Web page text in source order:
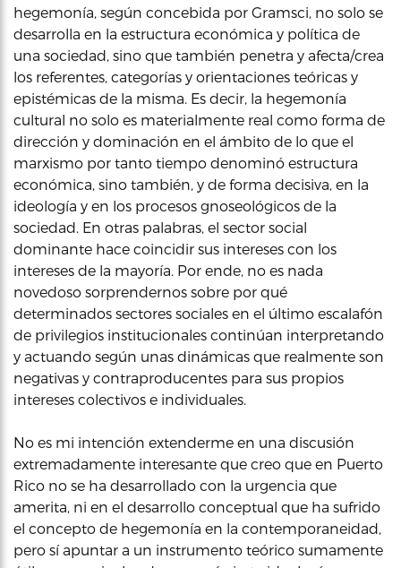
hegemonía, según concebida por Gramsci, no solo se
desarrolla en la estructura económica y política de
una sociedad, sino que también penetra y afecta/crea
los referentes, categorías y orientaciones teóricas y
epistémicas de la misma. Es decir, la hegemonía
cultural no solo es materialmente real como forma de
dirección y dominación en el ámbito de lo que el
marxismo por tanto tiempo denominó estructura
económica, sino también, y de forma decisiva, en la
ideología y en los procesos gnoseológicos de la
sociedad. En otras palabras, el sector social
dominante hace coincidir sus intereses con los
intereses de la mayoría. Por ende, no es nada
novedoso sorprendernos sobre por qué
determinados sectores sociales en el último escalafón
de privilegios institucionales continúan interpretando
y actuando según unas dinámicas que realmente son
negativas y contraproducentes para sus propios
intereses colectivos e individuales.
No es mi intención extenderme en una discusión
extremadamente interesante que creo que en Puerto
Rico no se ha desarrollado con la urgencia que
amerita, ni en el desarrollo conceptual que ha sufrido
el concepto de hegemonía en la contemporaneidad,
pero sí apuntar a un instrumento teórico sumamente